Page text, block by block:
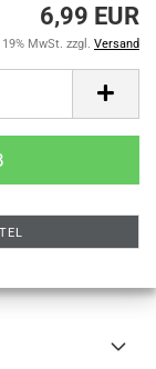
6,99 EUR
MwSt. zzgl. Versand